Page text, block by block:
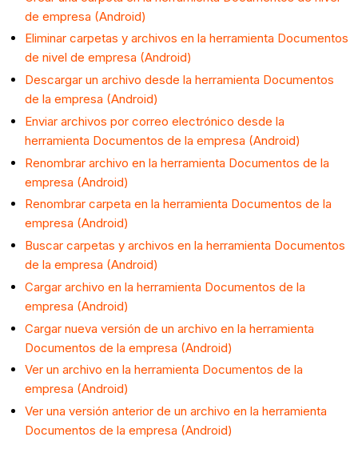
de empresa (Android)
Eliminar carpetas y archivos en la herramienta Documentos
de nivel de empresa (Android)
Descargar un archivo desde la herramienta Documentos
de la empresa (Android)
Enviar archivos por correo electrónico desde la
herramienta Documentos de la empresa (Android)
Renombrar archivo en la herramienta Documentos de la
empresa (Android)
Renombrar carpeta en la herramienta Documentos de la
empresa (Android)
Buscar carpetas y archivos en la herramienta Documentos
de la empresa (Android)
Cargar archivo en la herramienta Documentos de la
empresa (Android)
Cargar nueva versión de un archivo en la herramienta
Documentos de la empresa (Android)
Ver un archivo en la herramienta Documentos de la
empresa (Android)
Ver una versión anterior de un archivo en la herramienta
Documentos de la empresa (Android)